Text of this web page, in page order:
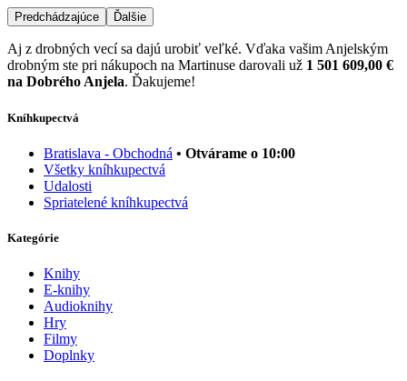
Predchádzajúce Ďalšie
Aj z drobných vecí sa dajú urobiť veľké. Vďaka vašim Anjelským
drobným ste pri nákupoch na Martinuse darovali už 1 501 609,00 €
na Dobrého Anjela. Ďakujeme!
Kníhkupectvá
Bratislava - Obchodná • Otvárame o 10:00
Všetky kníhkupectvá
Udalosti
Spriatelené kníhkupectvá
Kategórie
Knihy
E-knihy
Audioknihy
Hry
Filmy
Doplnky